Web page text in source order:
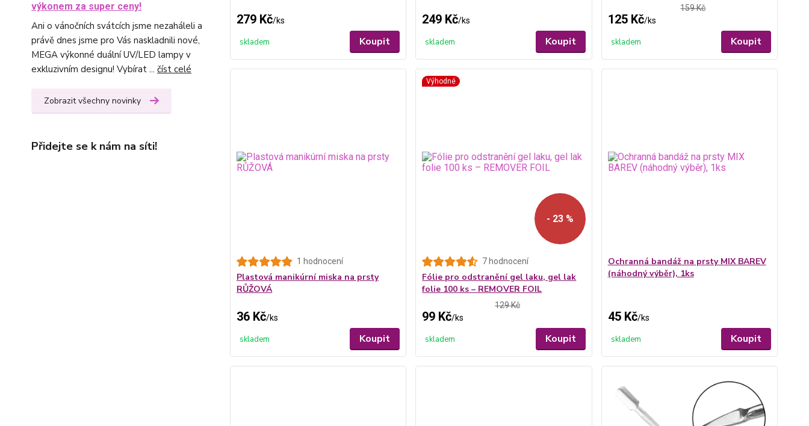
výkonem za super ceny!
Ani o vánočních svátcích jsme nezaháleli a
právě dnes jsme pro Vás naskladnili nové,
MEGA výkonné duální UV/LED lampy v
exkluzivním designu! Vybírat ... číst celé
Zobrazit všechny novinky
Přidejte se k nám na síti!
279 Kč/ks
skladem Koupit
249 Kč/ks
skladem Koupit
159 Kč
125 Kč/ks
skladem Koupit
1 hodnocení
Plastová manikúrní miska na prsty
RŮŽOVÁ
36 Kč/ks
skladem Koupit
Výhodné
- 23 %
7 hodnocení
Fólie pro odstranění gel laku, gel lak
folie 100 ks – REMOVER FOIL
129 Kč
99 Kč/ks
skladem Koupit
Ochranná bandáž na prsty MIX BAREV
(náhodný výběr), 1ks
45 Kč/ks
skladem Koupit